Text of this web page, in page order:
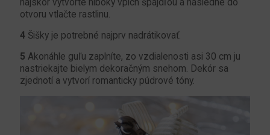
najskôr vytvorte hlboký vpich špajdľou a následne do
otvoru vtlačte rastlinu.
4 Šišky je potrebné najprv nadrátikovať.
5 Akonáhle guľu zaplníte, zo vzdialenosti asi 30 cm ju
nastriekajte bielym dekoračným snehom. Dekór sa
zjednotí a vytvorí romanticky púdrové tóny.